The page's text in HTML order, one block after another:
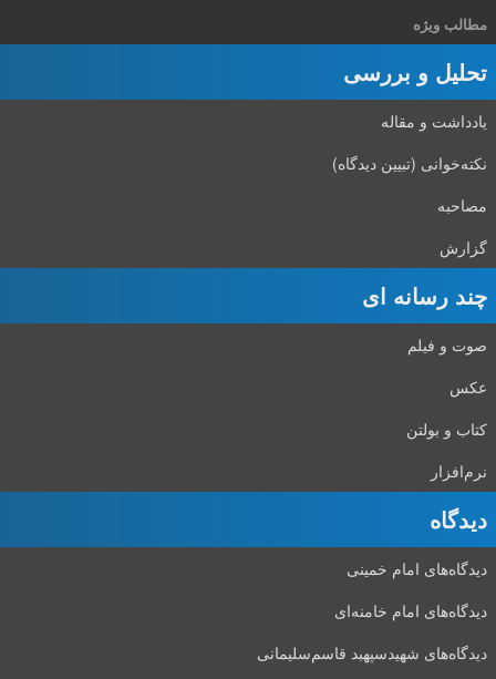
مطالب ویژه
تحلیل و بررسی
یادداشت و مقاله
نکته‌خوانی (تبیین دیدگاه)
مصاحبه
گزارش
چند رسانه ای
صوت و فیلم
عکس
کتاب و بولتن
نرم‌افزار
دیدگاه‌
دیدگاه‌های امام خمینی
دیدگاه‌های امام خامنه‌ای
دیدگاه‌های شهید‌سپهبد قاسم‌سلیمانی